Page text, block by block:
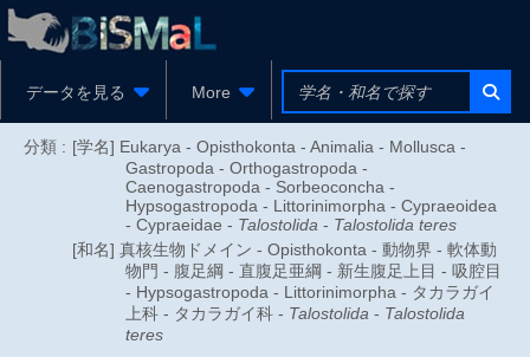
データを見る More
分類 : [学名] Eukarya - Opisthokonta - Animalia - Mollusca -
Gastropoda - Orthogastropoda -
Caenogastropoda - Sorbeoconcha -
Hypsogastropoda - Littorinimorpha - Cypraeoidea
- Cypraeidae - Talostolida - Talostolida teres
[和名] 真核生物ドメイン - Opisthokonta - 動物界 - 軟体動
物門 - 腹足綱 - 直腹足亜綱 - 新生腹足上目 - 吸腔目
- Hypsogastropoda - Littorinimorpha - タカラガイ
上科 - タカラガイ科 - Talostolida - Talostolida
teres